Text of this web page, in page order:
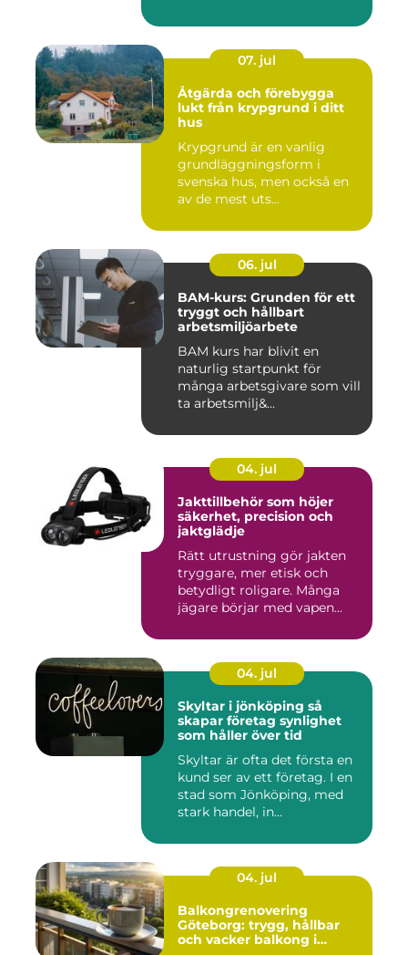
07. jul
Åtgärda och förebygga
lukt från krypgrund i ditt
hus
Krypgrund är en vanlig
grundläggningsform i
svenska hus, men också en
av de mest uts...
06. jul
BAM-kurs: Grunden för ett
tryggt och hållbart
arbetsmiljöarbete
BAM kurs har blivit en
naturlig startpunkt för
många arbetsgivare som vill
ta arbetsmilj&...
04. jul
Jakttillbehör som höjer
säkerhet, precision och
jaktglädje
Rätt utrustning gör jakten
tryggare, mer etisk och
betydligt roligare. Många
jägare börjar med vapen...
04. jul
Skyltar i jönköping så
skapar företag synlighet
som håller över tid
Skyltar är ofta det första en
kund ser av ett företag. I en
stad som Jönköping, med
stark handel, in...
04. jul
Balkongrenovering
Göteborg: trygg, hållbar
och vacker balkong i